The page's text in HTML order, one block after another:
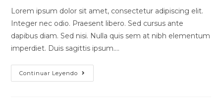
la
entrada:
Lorem ipsum dolor sit amet, consectetur adipiscing elit.
Integer nec odio. Praesent libero. Sed cursus ante
dapibus diam. Sed nisi. Nulla quis sem at nibh elementum
imperdiet. Duis sagittis ipsum.…
Continuar Leyendo Pellentesque
Nibh